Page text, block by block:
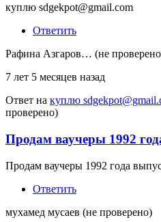
куплю sdgekpot@gmail.com
Ответить
Рафина Азгаров… (не
7 лет 5 месяцев назад
Ответ на куплю
проверено)
Продам ваучеры 1992
Продам ваучеры 1992 года
Ответить
мухамед мусаев (не проверено)